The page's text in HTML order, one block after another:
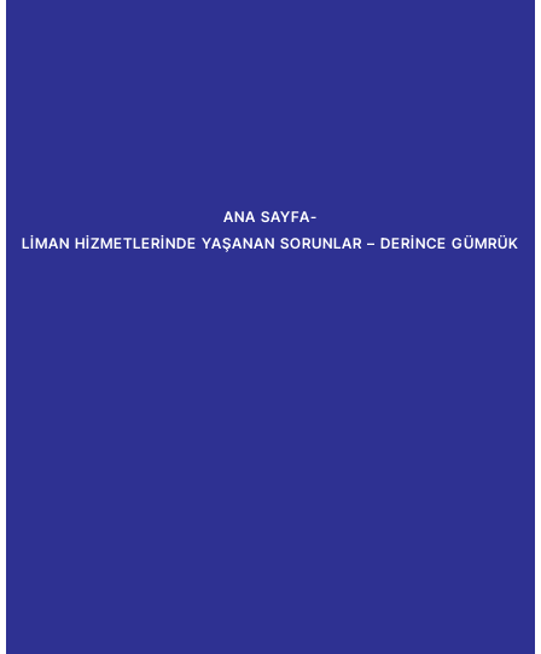
ANA SAYFA-
LIMAN HIZMETLERINDE YAŞANAN SORUNLAR – DERINCE GÜMRÜK